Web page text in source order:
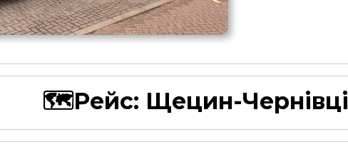
🗺Рейс: Щецин-Чернівці